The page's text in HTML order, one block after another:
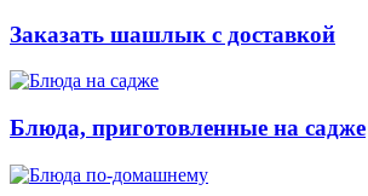
Заказать шашлык с доставкой
Блюда, приготовленные на садже